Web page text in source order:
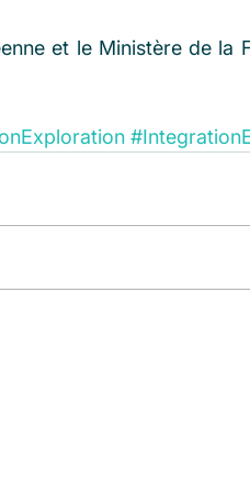
et le Ministère de la